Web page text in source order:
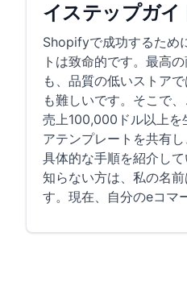
イステップガイ
Shopifyで成功するため
トは致命的です。最高
も、品質の低いストア
も難しいです。そこで
売上100,000ドル以上を
アテンプレートを共有
具体的な手順を紹介し
知らない方は、私の名
す。現在、自分のeコマ